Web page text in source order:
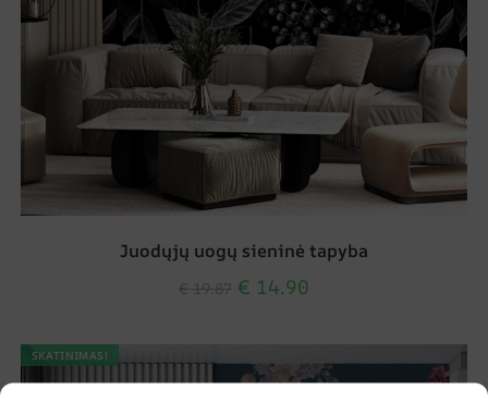
Juodųjų uogų sieninė tapyba
€ 14.90
SKATINIMAS!